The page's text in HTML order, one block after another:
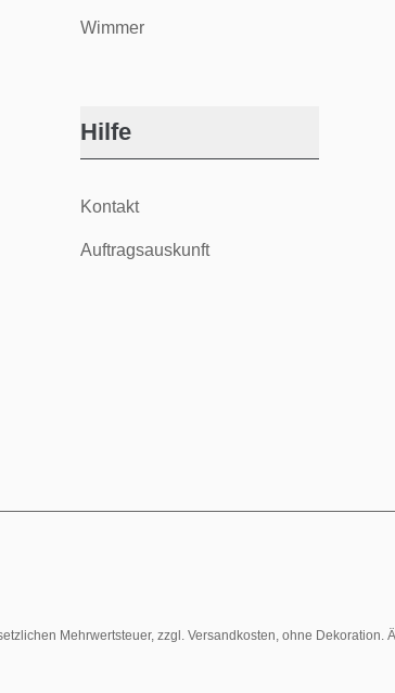
Wimmer
Hilfe
Kontakt
Auftragsauskunft
Mehrwertsteuer, zzgl. Versandkosten, ohne Dekoration.